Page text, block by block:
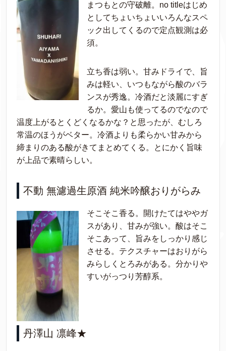
まつもとの守破離。no titleはじめ
としてちょいちょいいろんなスペ
ック出してくるので定点観測は必
須。
立ち香は弱い。甘みドライで、旨
みは軽い、いつもながら酸のバラ
ンスが秀逸。冷酒だと淡麗にすぎ
るか。愛山も使ってるのでなので
温度上がるとくどくなるかな？と思ったが、むしろ
常温のほうがベター。冷酒よりも柔らかい甘みから
締まりのある酸がきてまとめてくる。とにかく旨味
が上品で素晴らしい。
不動 無濾過生原酒 純米吟醸おりがらみ
そこそこ香る。開けたてはややガ
スがあり、甘みが強い。酸はそこ
そこあって、旨みをしっかり感じ
させる。テクスチャーはおりがら
みらしくとろみがある。分かりや
すいがっつり芳醇系。
丹澤山 凛峰★